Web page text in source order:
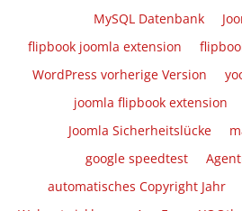
MySQL Datenbank
flipbook joomla extension
WordPress vorherige Version
joomla flipbook extension
Joomla Sicherheitslücke
google speedtest
automatisches Copyright Jahr